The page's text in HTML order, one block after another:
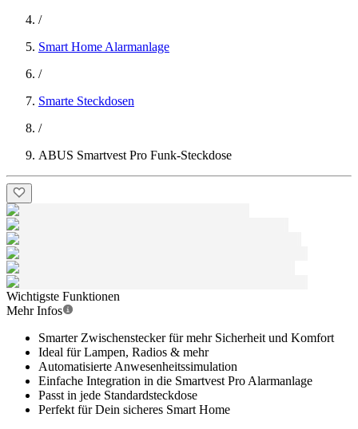
/
Smart Home Alarmanlage
/
Smarte Steckdosen
/
ABUS Smartvest Pro Funk-Steckdose
Wichtigste Funktionen
Mehr Infos
Smarter Zwischenstecker für mehr Sicherheit und Komfort
Ideal für Lampen, Radios & mehr
Automatisierte Anwesenheitssimulation
Einfache Integration in die Smartvest Pro Alarmanlage
Passt in jede Standardsteckdose
Perfekt für Dein sicheres Smart Home